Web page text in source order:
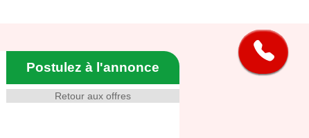
Retour aux offres
Postulez à l'annonce